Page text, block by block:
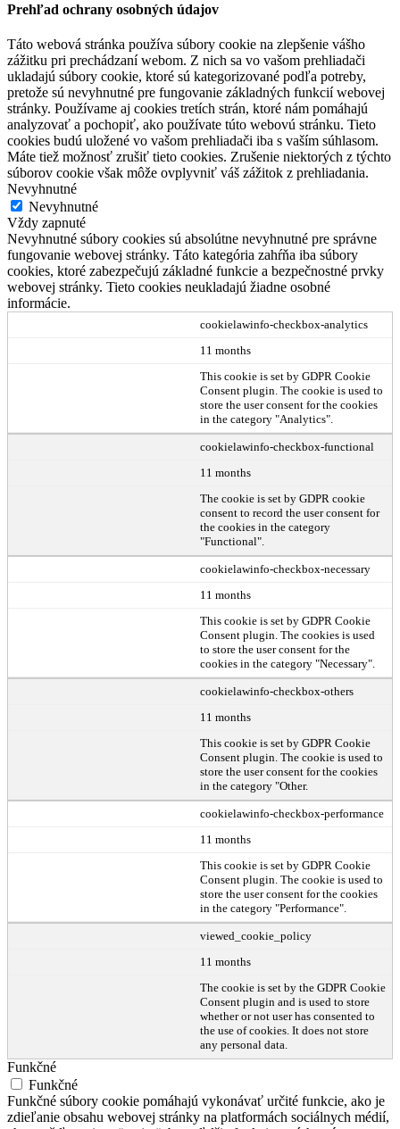
Prehľad ochrany osobných údajov
Táto webová stránka používa súbory cookie na zlepšenie vášho
zážitku pri prechádzaní webom. Z nich sa vo vašom prehliadači
ukladajú súbory cookie, ktoré sú kategorizované podľa potreby,
pretože sú nevyhnutné pre fungovanie základných funkcií webovej
stránky. Používame aj cookies tretích strán, ktoré nám pomáhajú
analyzovať a pochopiť, ako používate túto webovú stránku. Tieto
cookies budú uložené vo vašom prehliadači iba s vaším súhlasom.
Máte tiež možnosť zrušiť tieto cookies. Zrušenie niektorých z týchto
súborov cookie však môže ovplyvniť váš zážitok z prehliadania.
Nevyhnutné
Nevyhnutné
Vždy zapnuté
Nevyhnutné súbory cookies sú absolútne nevyhnutné pre správne
fungovanie webovej stránky. Táto kategória zahŕňa iba súbory
cookies, ktoré zabezpečujú základné funkcie a bezpečnostné prvky
webovej stránky. Tieto cookies neukladajú žiadne osobné
informácie.
cookielawinfo-checkbox-analytics
11 months
This cookie is set by GDPR Cookie
Consent plugin. The cookie is used to
store the user consent for the cookies
in the category "Analytics".
cookielawinfo-checkbox-functional
11 months
The cookie is set by GDPR cookie
consent to record the user consent for
the cookies in the category
"Functional".
cookielawinfo-checkbox-necessary
11 months
This cookie is set by GDPR Cookie
Consent plugin. The cookies is used
to store the user consent for the
cookies in the category "Necessary".
cookielawinfo-checkbox-others
11 months
This cookie is set by GDPR Cookie
Consent plugin. The cookie is used to
store the user consent for the cookies
in the category "Other.
cookielawinfo-checkbox-performance
11 months
This cookie is set by GDPR Cookie
Consent plugin. The cookie is used to
store the user consent for the cookies
in the category "Performance".
viewed_cookie_policy
11 months
The cookie is set by the GDPR Cookie
Consent plugin and is used to store
whether or not user has consented to
the use of cookies. It does not store
any personal data.
Funkčné
Funkčné
Funkčné súbory cookie pomáhajú vykonávať určité funkcie, ako je
zdieľanie obsahu webovej stránky na platformách sociálnych médií,